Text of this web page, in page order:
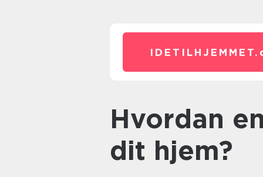
IDETILHJEMMET.
Hvordan energioptimerer du
dit hjem?